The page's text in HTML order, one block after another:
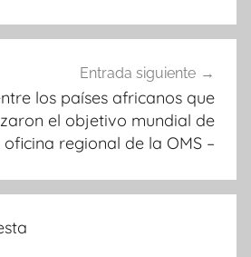
Entrada siguiente
los países africanos que
el objetivo mundial de
regional de la OMS –